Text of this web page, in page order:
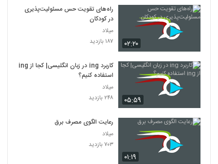
۰۲:۲۰
راه‌های تقویت حس مسئولیت‌پذیری
در کودکان
میلاد
۱۸۷ بازدید
۰۵:۵۹
کاربرد ing در زبان انگلیسی| کجا از ing
استفاده کنیم؟
میلاد
۲۴۸ بازدید
۰۱:۱۹
رعایت الگوی مصرف برق
میلاد
۷۰۳ بازدید